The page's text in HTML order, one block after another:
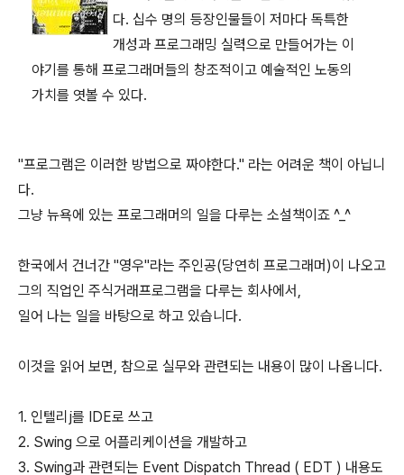
다. 십수 명의 등장인물들이 저마다 독특한
개성과 프로그래밍 실력으로 만들어가는 이
야기를 통해 프로그래머들의 창조적이고 예술적인 노동의
가치를 엿볼 수 있다.
"프로그램은 이러한 방법으로 짜야한다." 라는 어려운 책이 아닙니
다.
그냥 뉴욕에 있는 프로그래머의 일을 다루는 소설책이죠 ^_^
한국에서 건너간 "영우"라는 주인공(당연히 프로그래머)이 나오고
그의 직업인 주식거래프로그램을 다루는 회사에서,
일어 나는 일을 바탕으로 하고 있습니다.
이것을 읽어 보면, 참으로 실무와 관련되는 내용이 많이 나옵니다.
1. 인텔리j를 IDE로 쓰고
2. Swing 으로 어플리케이션을 개발하고
3. Swing과 관련되는 Event Dispatch Thread ( EDT ) 내용도